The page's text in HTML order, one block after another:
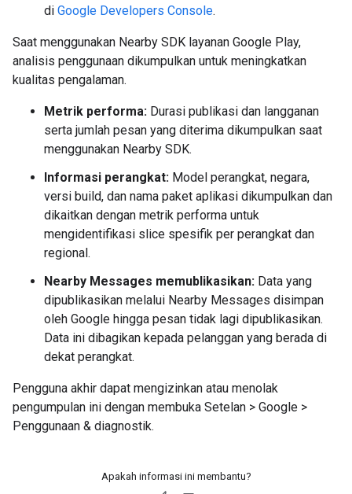
di Google Developers Console.
Saat menggunakan Nearby SDK layanan Google Play,
analisis penggunaan dikumpulkan untuk meningkatkan
kualitas pengalaman.
Metrik performa: Durasi publikasi dan langganan
serta jumlah pesan yang diterima dikumpulkan saat
menggunakan Nearby SDK.
Informasi perangkat: Model perangkat, negara,
versi build, dan nama paket aplikasi dikumpulkan dan
dikaitkan dengan metrik performa untuk
mengidentifikasi slice spesifik per perangkat dan
regional.
Nearby Messages memublikasikan: Data yang
dipublikasikan melalui Nearby Messages disimpan
oleh Google hingga pesan tidak lagi dipublikasikan.
Data ini dibagikan kepada pelanggan yang berada di
dekat perangkat.
Pengguna akhir dapat mengizinkan atau menolak
pengumpulan ini dengan membuka Setelan > Google >
Penggunaan & diagnostik.
Apakah informasi ini membantu?